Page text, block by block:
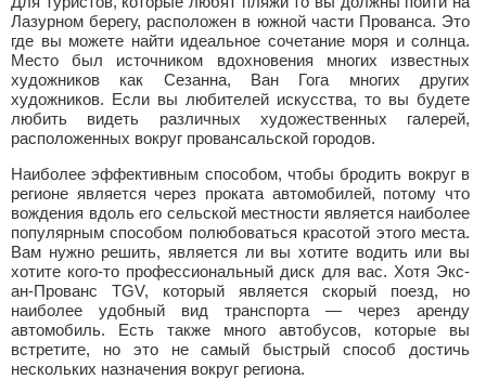
Лазурном берегу, расположен в южной части Прованса. Это
где вы можете найти идеальное сочетание моря и солнца.
Место был источником вдохновения многих известных
художников как Сезанна, Ван Гога многих других
художников. Если вы любителей искусства, то вы будете
любить видеть различных художественных галерей,
расположенных вокруг провансальской городов.
Наиболее эффективным способом, чтобы бродить вокруг в
регионе является через проката автомобилей, потому что
вождения вдоль его сельской местности является наиболее
популярным способом полюбоваться красотой этого места.
Вам нужно решить, является ли вы хотите водить или вы
хотите кого-то профессиональный диск для вас. Хотя Экс-
ан-Прованс TGV, который является скорый поезд, но
наиболее удобный вид транспорта — через аренду
автомобиль. Есть также много автобусов, которые вы
встретите, но это не самый быстрый способ достичь
нескольких назначения вокруг региона.